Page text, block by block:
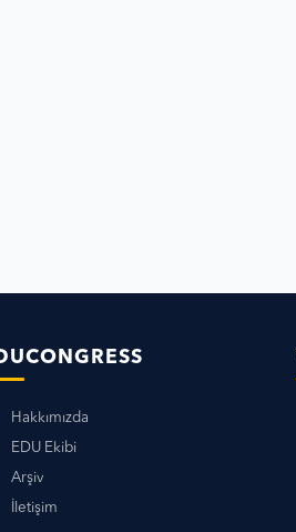
Hakkımızda
EDU Ekibi
Arşiv
İletişim